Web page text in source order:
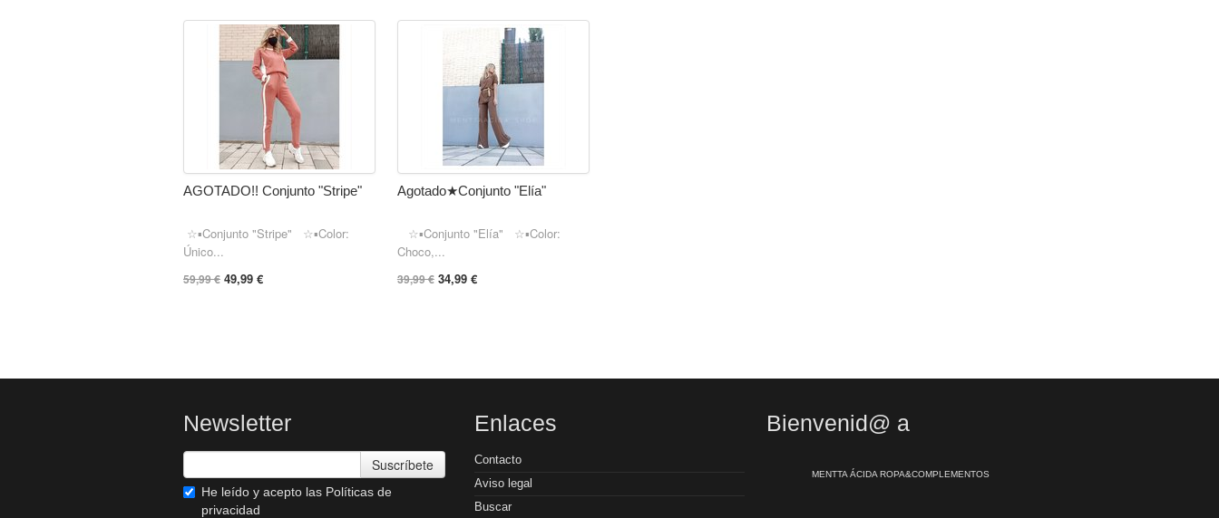
AGOTADO!! Conjunto "Stripe"
☆▪︎Conjunto "Stripe" ☆▪Color:
Único...
59,99 € 49,99 €
Agotado★Conjunto "Elía"
☆▪︎Conjunto "Elía" ☆▪Color:
Choco,...
39,99 €34,99 €
Newsletter
Suscríbete
He leído y acepto las Políticas de
privacidad
Enlaces
Contacto
Aviso legal
Buscar
Bienvenid@ a
MENTTA ÁCIDA ROPA&COMPLEMENTOS